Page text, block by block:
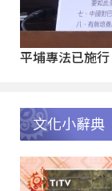
平埔專法已施
文化小辭典